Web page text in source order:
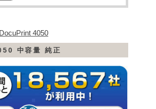
DocuPrint 4050
中容量 純正